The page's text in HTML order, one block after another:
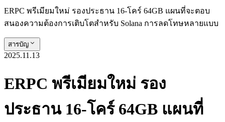
ERPC พรีเมียมใหม่ รองประธาน 16-โคร์ 64GB แผนที่จะตอบ
สนองความต้องการเติบโตสําหรับ Solana การลดโทษหลายแบบ
สารบัญ
2025.11.13
ERPC พรีเมียมใหม่ รอง
ประธาน 16-โคร์ 64GB แผนที่